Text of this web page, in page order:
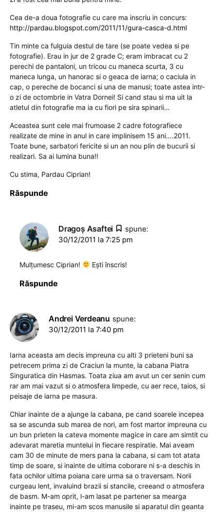
Cea de-a doua fotografie cu care ma inscriu in concurs:
http://pardau.blogspot.com/2011/11/gura-casca-d.html
Tin minte ca fulguia destul de tare (se poate vedea si pe
fotografie). Erau in jur de 2 grade C; eram imbracat cu 2
perechi de pantaloni, un tricou cu maneca scurta, 3 cu
maneca lunga, un hanorac si o geaca de iarna; o caciula in
cap, o pereche de bocanci si una de manusi; toate astea intr-
o zi de octombrie in Vatra Dornei! Si cand stau si ma uit la
atletul din fotografie ma ia cu fiori pe sira spinarii…
Aceastea sunt cele mai frumoase 2 cadre fotografiece
realizate de mine in anul in care implinisem 15 ani….2011.
Toate bune, sarbatori fericite si un an nou plin de bucurii si
realizari. Sa ai lumina buna!!
Cu stima, Pardau Ciprian!
Răspunde
Dragoş Asaftei
spune:
30/12/2011 la 7:25 pm
Mulțumesc Ciprian! Ești înscris!
Răspunde
Andrei Verdeanu spune:
30/12/2011 la 7:40 pm
Iarna aceasta am decis impreuna cu alti 3 prieteni buni sa
petrecem prima zi de Craciun la munte, la cabana Piatra
Singuratica din Hasmas. Toata ziua am avut un cer senin cum
rar am mai vazut si o atmosfera limpede, cu aer rece, taios, si
peisaje de iarna pe masura.
Chiar inainte de a ajunge la cabana, pe cand soarele incepea
sa se ascunda sub marea de nori, am fost martor impreuna cu
un bun prieten la cateva momente magice in care am simtit cu
adevarat maretia muntelui in fiecare respiratie. Mai aveam
cam 30 de minute de mers pana la cabana, si cam tot atata
timp de soare, si inainte de ultima coborare ni s-a deschis in
fata ochilor ultima poiana care urma sa o traversam. Norii
curgeau lent, invaluind brazii si stancile, creeand o atmosfera
de basm. M-am oprit, l-am lasat pe partener sa mearga
inainte pe traseu, mi-am scos manusile si aparatul din geanta